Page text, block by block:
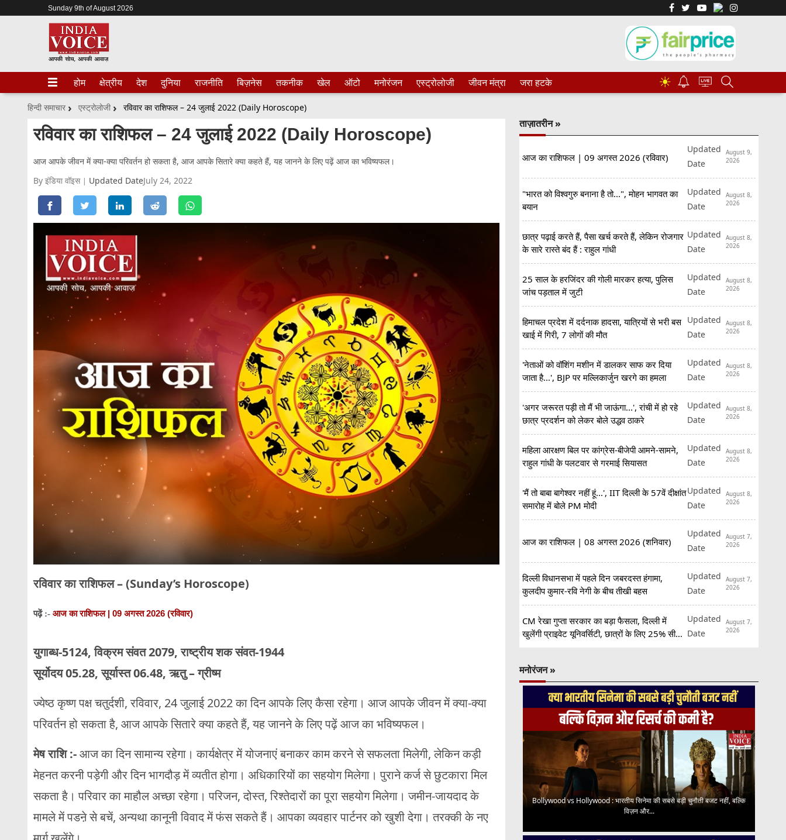
Sunday 9th of August 2026
होम क्षेत्रीय देश दुनिया राजनीति बिज़नेस तकनीक खेल ऑटो मनोरंजन एस्ट्रोलोजी जीवन मंत्रा जरा हटके ☀
हिन्दी समाचार एस्ट्रोलोजी रविवार का राशिफल – 24 जुलाई 2022 (Daily Horoscope)
रविवार का राशिफल – 24 जुलाई 2022 (Daily Horoscope)
आज आपके जीवन में क्या-क्या परिवर्तन हो सकता है, आज आपके सितारे क्या कहते हैं, यह जानने के लिए पढ़ें आज का भविष्यफल।
By इंडिया वॉइस
Updated DateJuly 24, 2022
रविवार का राशिफल – (Sunday’s Horoscope)
पढ़ें :- आज का राशिफल | 09 अगस्त 2026 (रविवार)
युगाब्ध-5124, विक्रम संवत 2079, राष्ट्रीय शक संवत-1944
सूर्योदय 05.28, सूर्यास्त 06.48, ऋतु – ग्रीष्म
ज्येष्ठ कृष्ण पक्ष चतुर्दशी, रविवार, 24 जुलाई 2022 का दिन आपके लिए कैसा रहेगा। आज आपके जीवन में क्या-क्या
परिवर्तन हो सकता है, आज आपके सितारे क्या कहते हैं, यह जानने के लिए पढ़ें आज का भविष्यफल।
मेष राशि :-आज का दिन सामान्य रहेगा। कार्यक्षेत्र में योजनाएं बनाकर काम करने से सफलता मिलेगी, लेकिन कड़ी
मेहनत करनी पड़ेगी और दिन भागदौड़ में व्यतीत होगा। अधिकारियों का सहयोग मिलेगा। पुराने कर्ज से छुटकारा मिल
सकता है। परिवार का माहौल अच्छा रहेगा। परिजन, दोस्त, रिश्तेदारों का पूरा सहयोग मिलेगा। जमीन-जायदाद के
मामले में पडऩे से बचें, अन्यथा कानूनी विवाद में फंस सकते हैं। आपका व्यवहार पार्टनर को खुशी देगा। तरक्की के नए
ताज़ातरीन »
आज का राशिफल | 09 अगस्त 2026 (रविवार)
Updated
Date
August 9,
2026
"भारत को विश्वगुरु बनाना है तो...", मोहन भागवत का
बयान
Updated
Date
August 8,
2026
छात्र पढ़ाई करते हैं, पैसा खर्च करते हैं, लेकिन रोजगार
के सारे रास्ते बंद हैं : राहुल गांधी
Updated
Date
August 8,
2026
25 साल के हरजिंदर की गोली मारकर हत्या, पुलिस
जांच पड़ताल में जुटी
Updated
Date
August 8,
2026
हिमाचल प्रदेश में दर्दनाक हादसा, यात्रियों से भरी बस
खाई में गिरी, 7 लोगों की मौत
Updated
Date
August 8,
2026
'नेताओं को वॉशिंग मशीन में डालकर साफ कर दिया
जाता है...', BJP पर मल्लिकार्जुन खरगे का हमला
Updated
Date
August 8,
2026
'अगर जरूरत पड़ी तो मैं भी जाऊंगा...', रांची में हो रहे
छात्र प्रदर्शन को लेकर बोले उद्धव ठाकरे
Updated
Date
August 8,
2026
महिला आरक्षण बिल पर कांग्रेस-बीजेपी आमने-सामने,
राहुल गांधी के पलटवार से गरमाई सियासत
Updated
Date
August 8,
2026
'मैं तो बाबा बागेश्वर नहीं हूं...', IIT दिल्ली के 57वें दीक्षांत
समारोह में बोले PM मोदी
Updated
Date
August 8,
2026
आज का राशिफल | 08 अगस्त 2026 (शनिवार)
Updated
Date
August 7,
2026
दिल्ली विधानसभा में पहले दिन जबरदस्त हंगामा,
कुलदीप कुमार-रवि नेगी के बीच तीखी बहस
Updated
Date
August 7,
2026
CM रेखा गुप्ता सरकार का बड़ा फैसला, दिल्ली में
खुलेंगी प्राइवेट यूनिवर्सिटी, छात्रों के लिए 25% सीटें
Updated
Date
August 7,
2026
मनोरंजन »
Bollywood vs Hollywood : भारतीय सिनेमा की सबसे बड़ी चुनौती बजट नहीं, बल्कि
विज़न और...